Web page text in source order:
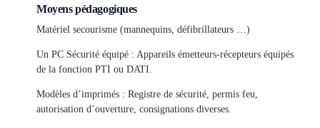
Moyens pédagogiques
Matériel secourisme (mannequins, défibrillateurs …)
Un PC Sécurité équipé : Appareils émetteurs-récepteurs équipés
de la fonction PTI ou DATI.
Modèles d’imprimés : Registre de sécurité, permis feu,
autorisation d’ouverture, consignations diverses.